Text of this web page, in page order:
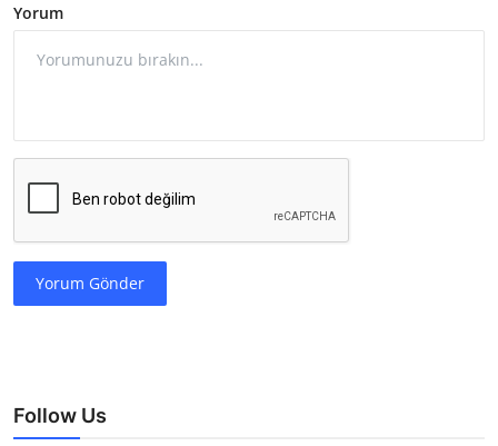
Yorum
Yorum Gönder
Follow Us